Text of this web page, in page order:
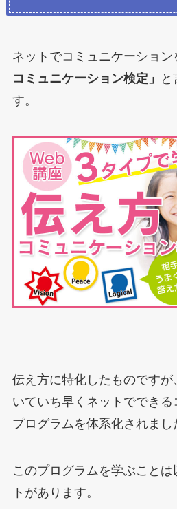
ネットでコミュニケーション
コミュニケーション検定」
と
す。
伝え方に特化したものです
いていち早くネットででき
プログラムを体系化されまし
このプログラムを学ぶこと
トがあります。